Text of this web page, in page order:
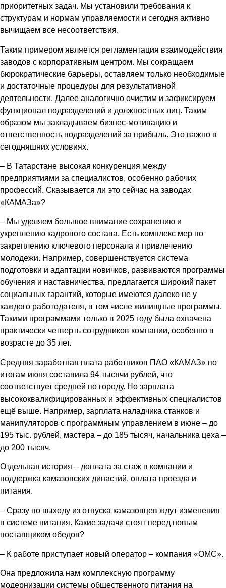
приоритетных задач. Мы установили требования к
структурам и нормам управляемости и сегодня активно
вычищаем все несоответствия.
Таким примером является регламентация взаимодействия
заводов с корпоративным центром. Мы сокращаем
бюрократические барьеры, оставляем только необходимые
и достаточные процедуры для результативной
деятельности. Далее аналогично очистим и зафиксируем
функционал подразделений и должностных лиц. Таким
образом мы закладываем бизнес-мотивацию и
ответственность подразделений за прибыль. Это важно в
сегодняшних условиях.
– В Татарстане высокая конкуренция между
предприятиями за специалистов, особенно рабочих
профессий. Сказывается ли это сейчас на заводах
«КАМАЗа»?
– Мы уделяем большое внимание сохранению и
укреплению кадрового состава. Есть комплекс мер по
закреплению ключевого персонала и привлечению
молодежи. Например, совершенствуется система
подготовки и адаптации новичков, развиваются программы
обучения и наставничества, предлагается широкий пакет
социальных гарантий, которые имеются далеко не у
каждого работодателя, в том числе жилищные программы.
Такими программами только в 2025 году была охвачена
практически четверть сотрудников компании, особенно в
возрасте до 35 лет.
Средняя заработная плата работников ПАО «КАМАЗ» по
итогам июня составила 94 тысячи рублей, что
соответствует средней по городу. Но зарплата
высококвалифицированных и эффективных специалистов
ещё выше. Например, зарплата наладчика станков и
манипуляторов с программным управлением в июне – до
195 тыс. рублей, мастера – до 185 тысяч, начальника цеха –
до 200 тысяч.
Отдельная история – доплата за стаж в компании и
поддержка камазовских династий, оплата проезда и
питания.
– Сразу по выходу из отпуска камазовцев ждут изменения
в системе питания. Какие задачи стоят перед новым
поставщиком обедов?
– К работе приступает новый оператор – компания «ОМС».
Она предложила нам комплексную программу
модернизации системы общественного питания на